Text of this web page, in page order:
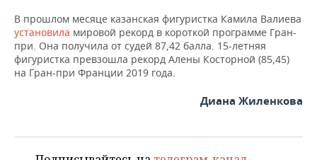
ОПК
ЭНЕРГЕТИКА
ТРАНСПОРТ
УСЛУГИ
IT
МЕДИА
НОВОСТИ МЕРОПРИЯТИЙ
ВЫЕЗДНАЯ РЕДАКЦИЯ
СПОРТ
НОВОСТИ СПОРТА
ОБЩЕСТВО
В прошлом месяце казанская фигуристка Камила Валиева
установила мировой рекорд в короткой программе Гран-
при. Она получила от судей 87,42 балла. 15-летняя
фигуристка превзошла рекорд Алены Косторной (85,45)
на Гран-при Франции 2019 года.
Диана Жиленкова